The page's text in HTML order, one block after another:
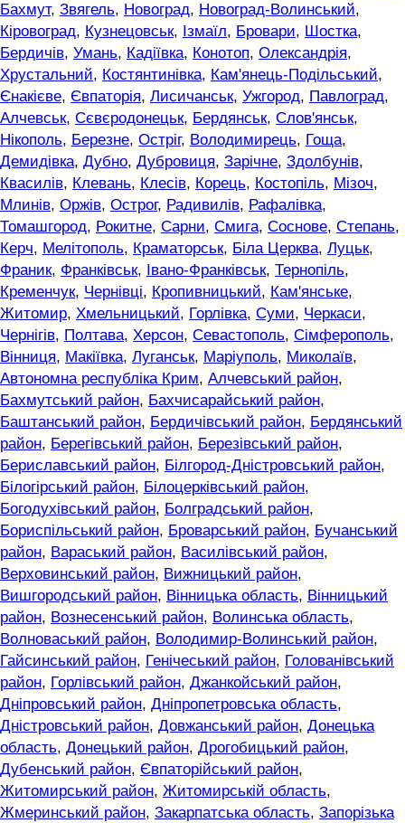
Бахмут, Звягель, Новоград, Новоград-Волинський,
Кіровоград, Кузнецовськ, Ізмаїл, Бровари, Шостка,
Бердичів, Умань, Кадіївка, Конотоп, Олександрія,
Хрустальний, Костянтинівка, Кам'янець-Подільський,
Єнакієве, Євпаторія, Лисичанськ, Ужгород, Павлоград,
Алчевськ, Сєвєродонецьк, Бердянськ, Слов'янськ,
Нікополь, Березне, Остріг, Володимирець, Гоща,
Демидівка, Дубно, Дубровиця, Зарічне, Здолбунів,
Квасилів, Клевань, Клесів, Корець, Костопіль, Мізоч,
Млинів, Оржів, Острог, Радивилів, Рафалівка,
Томашгород, Рокитне, Сарни, Смига, Соснове, Степань,
Керч, Мелітополь, Краматорськ, Біла Церква, Луцьк,
Франик, Франківськ, Івано-Франківськ, Тернопіль,
Кременчук, Чернівці, Кропивницький, Кам'янське,
Житомир, Хмельницький, Горлівка, Суми, Черкаси,
Чернігів, Полтава, Херсон, Севастополь, Сімферополь,
Вінниця, Макіївка, Луганськ, Маріуполь, Миколаїв,
Автономна республіка Крим, Алчевський район,
Бахмутський район, Бахчисарайський район,
Баштанський район, Бердичівський район, Бердянський
район, Берегівський район, Березівський район,
Бериславський район, Білгород-Дністровський район,
Білогірський район, Білоцерківський район,
Богодухівський район, Болградський район,
Бориспільський район, Броварський район, Бучанський
район, Вараський район, Василівський район,
Верховинський район, Вижницький район,
Вишгородський район, Вінницька область, Вінницький
район, Вознесенський район, Волинська область,
Волноваський район, Володимир-Волинський район,
Гайсинський район, Генічеський район, Голованівський
район, Горлівський район, Джанкойський район,
Дніпровський район, Дніпропетровська область,
Дністровський район, Довжанський район, Донецька
область, Донецький район, Дрогобицький район,
Дубенський район, Євпаторійський район,
Житомирський район, Житомирській область,
Жмеринський район, Закарпатська область, Запорізька